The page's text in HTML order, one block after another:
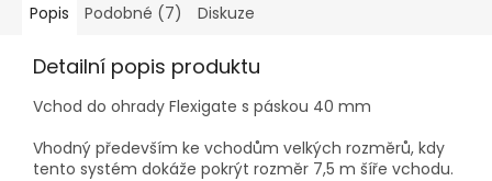
Popis Podobné (7) Diskuze
Detailní popis produktu
Vchod do ohrady Flexigate s páskou 40 mm
Vhodný především ke vchodům velkých rozměrů, kdy
tento systém dokáže pokrýt rozměr 7,5 m šíře vchodu.